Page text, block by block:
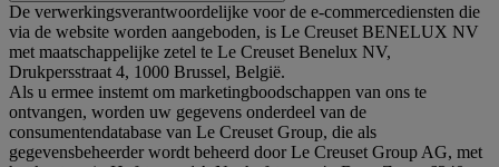
De verwerkingsverantwoordelijke voor de e-commercediensten die
via de website worden aangeboden, is Le Creuset BENELUX NV
met maatschappelijke zetel te Le Creuset Benelux NV,
Drukpersstraat 4, 1000 Brussel, België.
Als u ermee instemt om marketingboodschappen van ons te
ontvangen, worden uw gegevens onderdeel van de
consumentendatabase van Le Creuset Group, die als
gegevensbeheerder wordt beheerd door Le Creuset Group AG, met